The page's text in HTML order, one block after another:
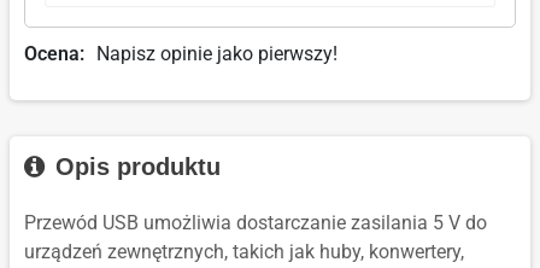
Ocena: Napisz opinie jako pierwszy!
Opis produktu
Przewód USB umożliwia dostarczanie zasilania 5 V do
urządzeń zewnętrznych, takich jak huby, konwertery,